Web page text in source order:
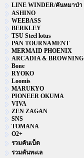
LINE WINDER/คันหมาป่า
ASHINO
WEEBASS
BERKLEY
TSU Steel lotus
PAN TOURNAMENT
MERMAID PHOENIX
ARCADIA & BROWNING
Bone
RYOKO
Loomis
MARUKYO
PIONEER OKUMA
VIVA
ZEN ZAGAN
SNS
TOMANA
O2+
รวมคันเบ็ด
รวมคันทะเล